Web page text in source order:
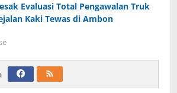
Evaluasi Total Pengawalan Truk
Kaki Tewas di Ambon